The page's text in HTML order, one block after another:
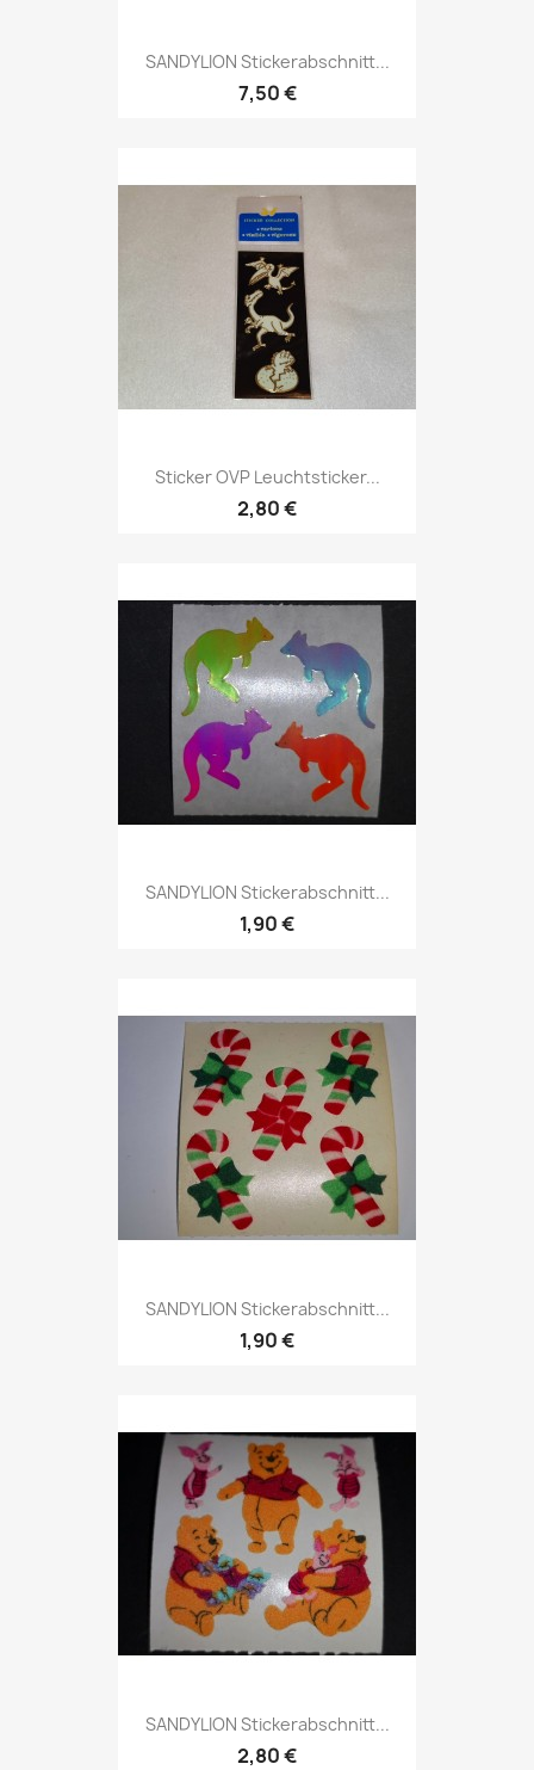
SANDYLION Stickerabschnitt...
7,50 €
Sticker OVP Leuchtsticker...
2,80 €
SANDYLION Stickerabschnitt...
1,90 €
SANDYLION Stickerabschnitt...
1,90 €
SANDYLION Stickerabschnitt...
2,80 €